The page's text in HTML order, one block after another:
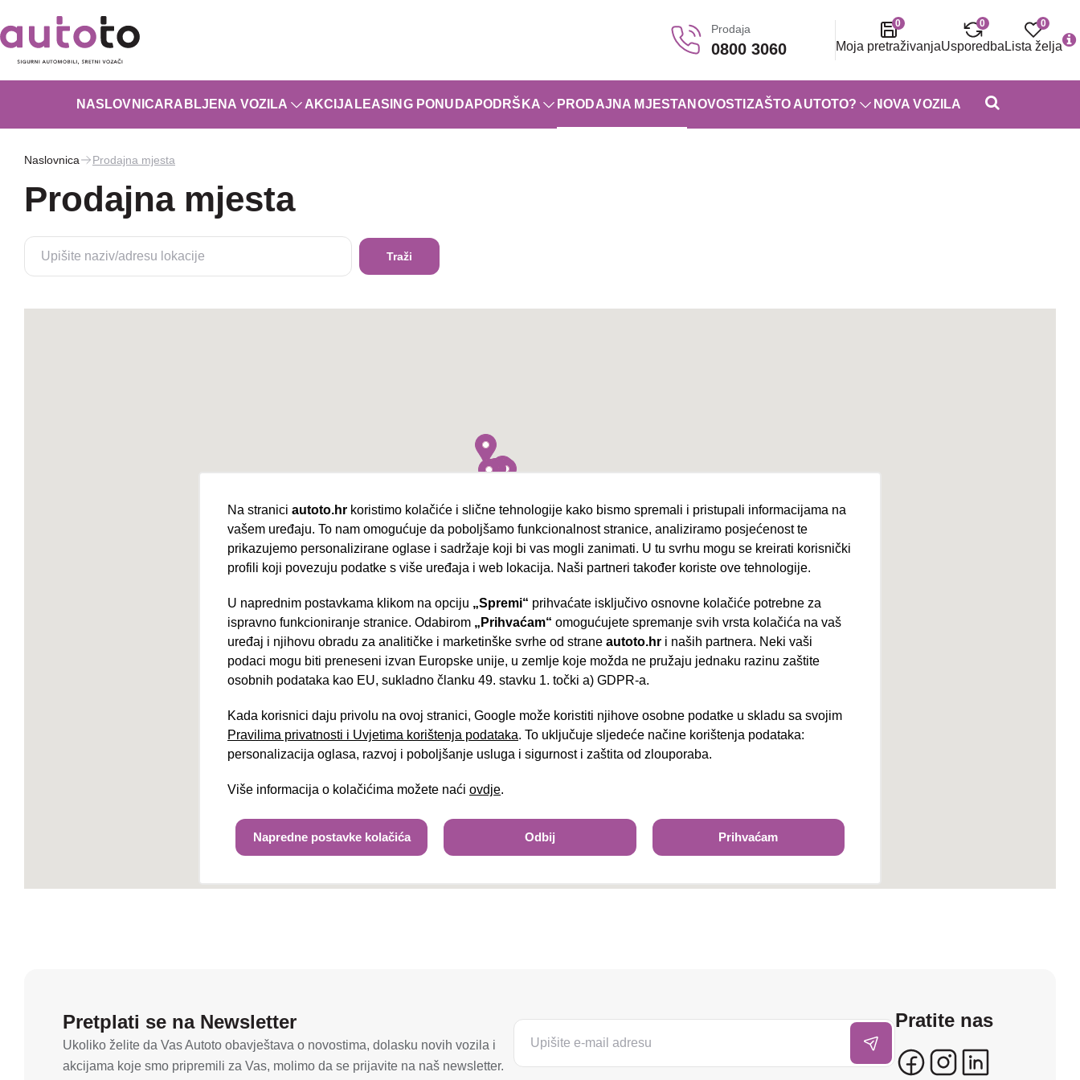
Prodaja
0800 3060
0
Moja pretraživanja
0
Usporedba
0
Lista želja
NASLOVNICA RABLJENA VOZILA AKCIJA LEASING PONUDA PODRŠKA PRODAJNA MJESTA NOVOSTI ZAŠTO AUTOTO? NOVA VOZILA
Naslovnica Prodajna mjesta
Prodajna mjesta
Traži
Pretplati se na Newsletter
Ukoliko želite da Vas Autoto obavještava o novostima, dolasku novih vozila i
akcijama koje smo pripremili za Vas, molimo da se prijavite na naš newsletter.
Pratite nas
Nova lokacija - Slavonska avenija 102, Resnik
Traži
Na stranici autoto.hr koristimo kolačiće i slične tehnologije kako bismo spremali i pristupali informacijama na
vašem uređaju. To nam omogućuje da poboljšamo funkcionalnost stranice, analiziramo posjećenost te
prikazujemo personalizirane oglase i sadržaje koji bi vas mogli zanimati. U tu svrhu mogu se kreirati korisnički
profili koji povezuju podatke s više uređaja i web lokacija. Naši partneri također koriste ove tehnologije.
U naprednim postavkama klikom na opciju „Spremi“ prihvaćate isključivo osnovne kolačiće potrebne za
ispravno funkcioniranje stranice. Odabirom „Prihvaćam“ omogućujete spremanje svih vrsta kolačića na vaš
uređaj i njihovu obradu za analitičke i marketinške svrhe od strane autoto.hr i naših partnera. Neki vaši
podaci mogu biti preneseni izvan Europske unije, u zemlje koje možda ne pružaju jednaku razinu zaštite
osobnih podataka kao EU, sukladno članku 49. stavku 1. točki a) GDPR-a.
Kada korisnici daju privolu na ovoj stranici, Google može koristiti njihove osobne podatke u skladu sa svojim
Pravilima privatnosti i Uvjetima korištenja podataka. To uključuje sljedeće načine korištenja podataka:
personalizacija oglasa, razvoj i poboljšanje usluga i sigurnost i zaštita od zlouporaba.
Više informacija o kolačićima možete naći ovdje.
Napredne postavke kolačića Odbij Prihvaćam